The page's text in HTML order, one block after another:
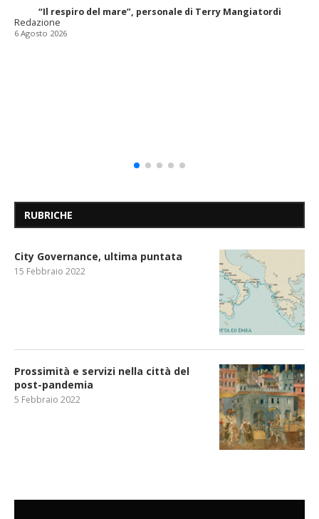
“Il respiro del mare”, personale di Terry Mangiatordi
Redazione
6 Agosto 2026
RUBRICHE
City Governance, ultima puntata
15 Febbraio 2022
Prossimità e servizi nella città del
post-pandemia
5 Febbraio 2022